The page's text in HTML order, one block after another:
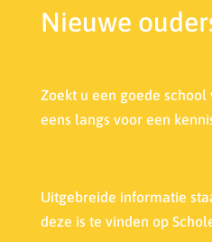
Nieuwe
Zoekt u een goede school
eens langs voor een
Uitgebreide informatie
deze is te vinden op